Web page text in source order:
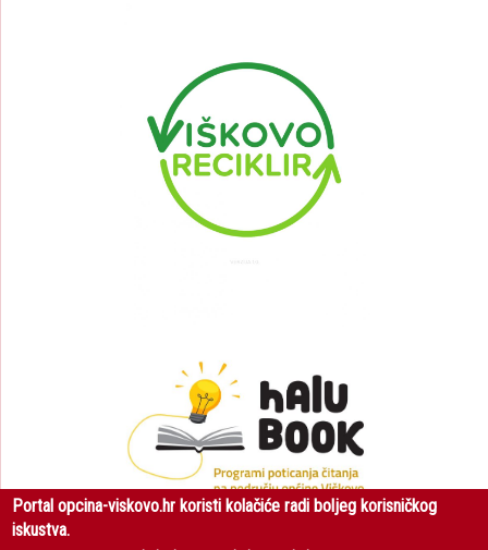
Portal opcina-viskovo.hr koristi kolačiće radi boljeg korisničkog
iskustva.